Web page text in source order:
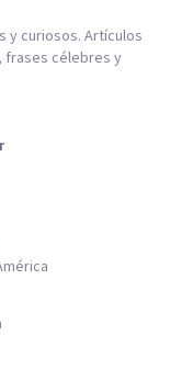
y curiosos. Artículos
frases célebres y